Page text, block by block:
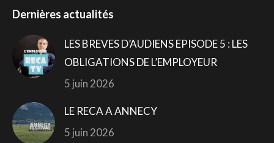
Dernières actualités
LES BREVES D’AUDIENS EPISODE 5 : LES
OBLIGATIONS DE L’EMPLOYEUR
5 juin 2026
LE RECA A ANNECY
5 juin 2026